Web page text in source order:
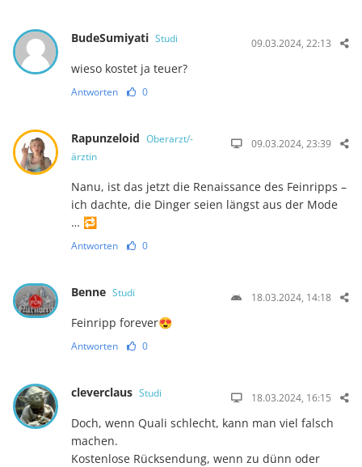
BudeSumiyati Studi 09.03.2024, 22:13
wieso kostet ja teuer?
Antworten 0
Rapunzeloid Oberarzt/-
ärztin
09.03.2024, 23:39
Nanu, ist das jetzt die Renaissance des Feinripps –
ich dachte, die Dinger seien längst aus der Mode
… 🔁
Antworten 0
Benne Studi 18.03.2024, 14:18
Feinripp forever😍
Antworten 0
cleverclaus Studi 18.03.2024, 16:15
Doch, wenn Quali schlecht, kann man viel falsch
machen.
Kostenlose Rücksendung, wenn zu dünn oder